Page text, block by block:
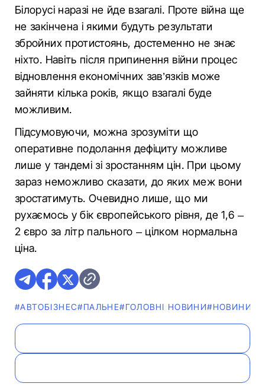
Білорусі наразі не йде взагалі. Проте війна ще
не закінчена і якими будуть результати
збройних протистоянь, достеменно не знає
ніхто. Навіть після припинення війни процес
відновлення економічних зав’язків може
зайняти кілька років, якщо взагалі буде
можливим.
Підсумовуючи, можна зрозуміти що
оперативне подолання дефіциту можливе
лише у тандемі зі зростанням цін. При цьому
зараз неможливо сказати, до яких меж вони
зростатимуть. Очевидно лише, що ми
рухаємось у бік європейського рівня, де 1,6 –
2 євро за літр пального – цілком нормальна
ціна.
#АВТОБІЗНЕС#ПАЛЬНЕ#ГОЛОВНІ НОВИНИ#НОВИНИ